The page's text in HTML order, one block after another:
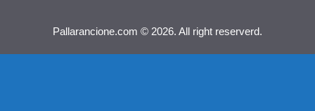
Pallarancione.com © 2026. All right reserverd.